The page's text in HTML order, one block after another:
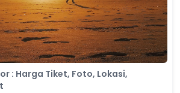
: Harga Tiket, Foto, Lokasi,